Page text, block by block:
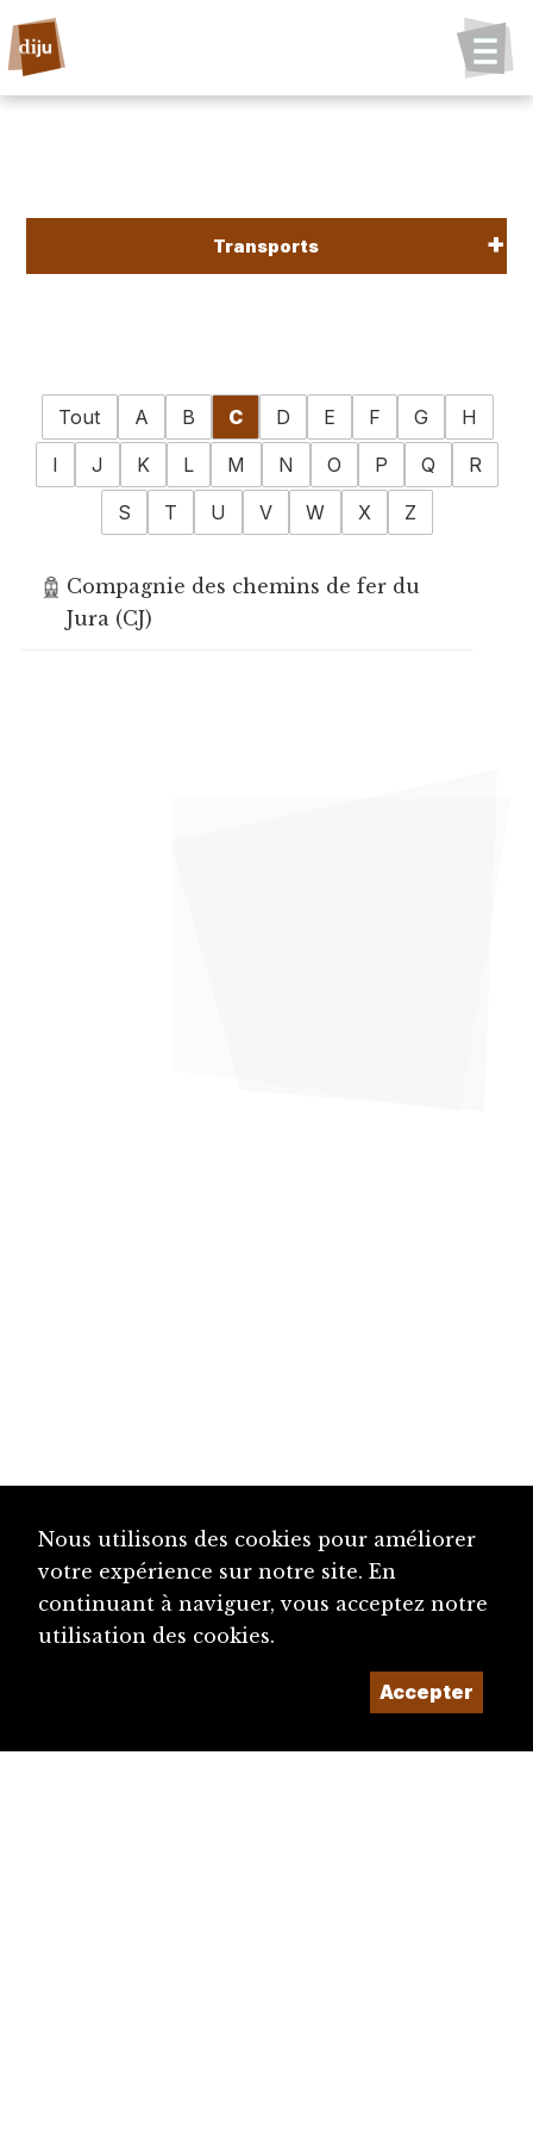
Transports
Tout A B C D E F G
H
I
J K L M N O P Q
R
S
T U V W X Z
Compagnie des chemins de fer du
Jura (CJ)
Nous utilisons des cookies pour améliorer
votre expérience sur notre site. En
continuant à naviguer, vous acceptez notre
utilisation des cookies.
Accepter